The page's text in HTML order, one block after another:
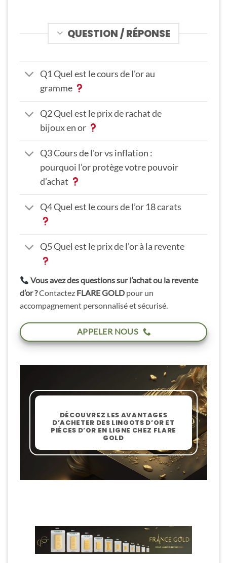
QUESTION / RÉPONSE
Q1 Quel est le cours de l'or au
gramme
Q2 Quel est le prix de rachat de
bijoux en or
Q3 Cours de l'or vs inflation :
pourquoi l’or protège votre pouvoir
d’achat
Q4 Quel est le cours de l’or 18 carats
Q5 Quel est le prix de l'or à la revente
Vous avez des questions sur l’achat ou la revente
d’or ?Contactez FLARE GOLD pour un
accompagnement personnalisé et sécurisé.
APPELER NOUS
DÉCOUVREZ LES AVANTAGES
D’ACHETER DES LINGOTS D’OR ET
PIÈCES D’OR EN LIGNE CHEZ FLARE
GOLD